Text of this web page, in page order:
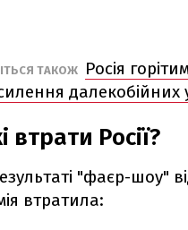
ТАКОЖ
Росія
далекобійних
втрати Росії?
"фаєр-шоу"
втратила: